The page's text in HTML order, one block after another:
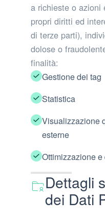
a richieste o azioni
propri diritti ed
di terze parti),
dolose o
finalità:
Gestione dei tag
Statistica
Visualizzazione
esterne
Ottimizzazione
Dettagli
dei Dati